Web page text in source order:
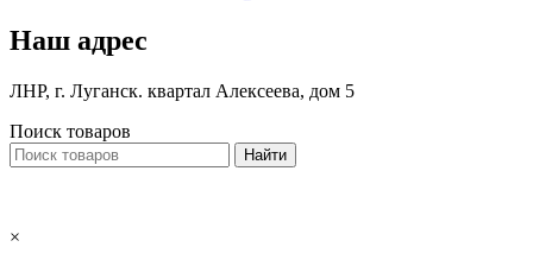
Наш адрес
ЛНР, г. Луганск. квартал Алексеева, дом 5
Поиск товаров
×